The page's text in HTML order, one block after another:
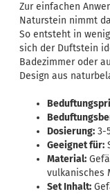
Zur einfachen
Naturstein nimmt
So entsteht in
sich der Duftstein
Badezimmer oder
Design aus
Dosierung: 3-
Geeignet für:
Material:
vulkanisches
Set Inhalt: